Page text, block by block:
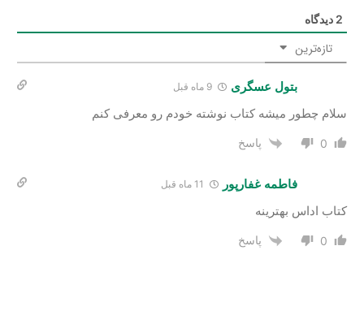
2 دیدگاه
تازه‌ترین
بتول عسگری
سلام چطور میشه کتاب نوشته خودم رو معرفی کنم
0 پاسخ
فاطمه غفارپور
کتاب اداس بهترینه
0 پاسخ